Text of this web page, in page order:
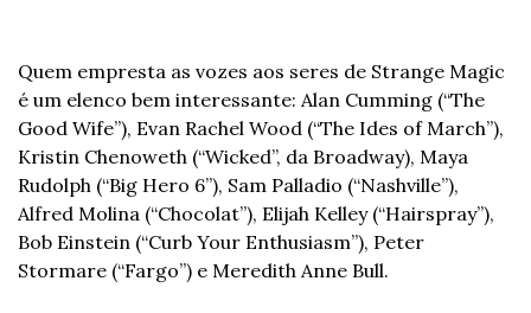
Quem empresta as vozes aos seres de Strange Magic
é um elenco bem interessante: Alan Cumming (“The
Good Wife”), Evan Rachel Wood (“The Ides of March”),
Kristin Chenoweth (“Wicked”, da Broadway), Maya
Rudolph (“Big Hero 6”), Sam Palladio (“Nashville”),
Alfred Molina (“Chocolat”), Elijah Kelley (“Hairspray”),
Bob Einstein (“Curb Your Enthusiasm”), Peter
Stormare (“Fargo”) e Meredith Anne Bull.